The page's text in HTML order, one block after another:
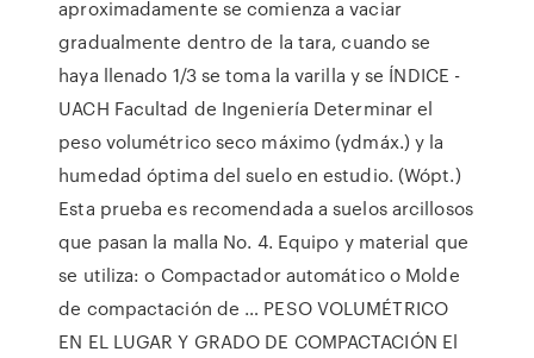
aproximadamente se comienza a vaciar
gradualmente dentro de la tara, cuando se
haya llenado 1/3 se toma la varilla y se ÍNDICE -
UACH Facultad de Ingeniería Determinar el
peso volumétrico seco máximo (γdmáx.) y la
humedad óptima del suelo en estudio. (Wópt.)
Esta prueba es recomendada a suelos arcillosos
que pasan la malla No. 4. Equipo y material que
se utiliza: o Compactador automático o Molde
de compactación de … PESO VOLUMÉTRICO
EN EL LUGAR Y GRADO DE COMPACTACIÓN El